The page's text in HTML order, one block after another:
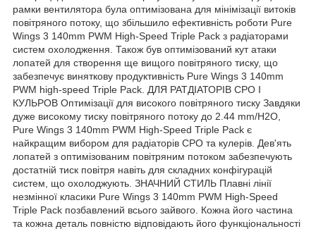
рамки вентилятора була оптимізована для мінімізації витоків
повітряного потоку, що збільшило ефективність роботи Pure
Wings 3 140mm PWM High-Speed Triple Pack з радіаторами
систем охолодження. Також був оптимізований кут атаки
лопатей для створення ще вищого повітряного тиску, що
забезпечує виняткову продуктивність Pure Wings 3 140mm
PWM high-speed Triple Pack. ДЛЯ РАТДІАТОРІВ СРО І
КУЛЬРОВ Оптимізації для високого повітряного тиску Завдяки
дуже високому тиску повітряного потоку до 2.44 mm/H2O,
Pure Wings 3 140mm PWM High-Speed Triple Pack є
найкращим вибором для радіаторів СРО та кулерів. Дев'ять
лопатей з оптимізованим повітряним потоком забезпечують
достатній тиск повітря навіть для складних конфігурацій
систем, що охолоджують. ЗНАЧНИЙ СТИЛЬ Плавні лінії
незмінної класики Pure Wings 3 140mm PWM High-Speed
Triple Pack позбавлений всього зайвого. Кожна його частина
та кожна деталь повністю відповідають його функціональності